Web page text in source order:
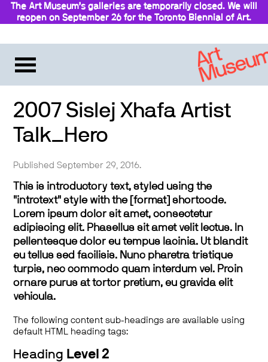
The Art Museum’s galleries are temporarily closed. We will
reopen on September 26 for the Toronto Biennial of Art.
2007 Sislej Xhafa Artist
Talk_Hero
Published September 29, 2016.
This is introductory text, styled using the
"introtext" style with the [format] shortcode.
Lorem ipsum dolor sit amet, consectetur
adipiscing elit. Phasellus sit amet velit lectus. In
pellentesque dolor eu tempus lacinia. Ut blandit
eu tellus sed facilisis. Nunc pharetra tristique
turpis, nec commodo quam interdum vel. Proin
ornare purus at tortor pretium, eu gravida elit
vehicula.
The following content sub-headings are available using
default HTML heading tags:
Heading Level 2